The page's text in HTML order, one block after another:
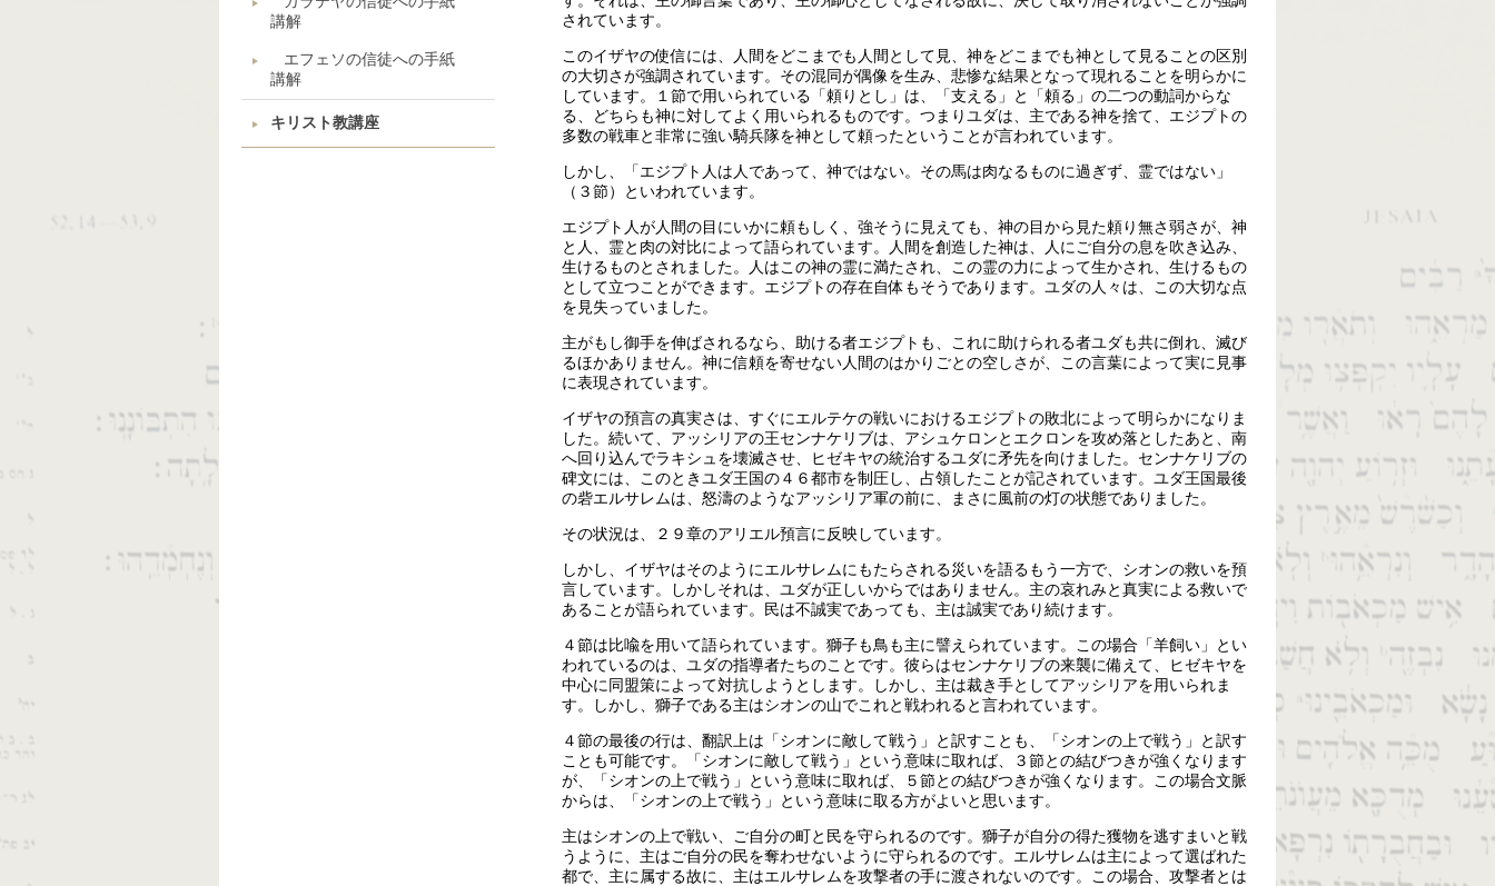
講解
エフェソの信徒への手紙
講解
キリスト教講座
されています。
このイザヤの使信には、人間をどこまでも人間として見、神をどこまでも神として見ることの区別
の大切さが強調されています。その混同が偶像を生み、悲惨な結果となって現れることを明らかに
しています。１節で用いられている「頼りとし」は、「支える」と「頼る」の二つの動詞からな
る、どちらも神に対してよく用いられるものです。つまりユダは、主である神を捨て、エジプトの
多数の戦車と非常に強い騎兵隊を神として頼ったということが言われています。
しかし、「エジプト人は人であって、神ではない。その馬は肉なるものに過ぎず、霊ではない」
（３節）といわれています。
エジプト人が人間の目にいかに頼もしく、強そうに見えても、神の目から見た頼り無さ弱さが、神
と人、霊と肉の対比によって語られています。人間を創造した神は、人にご自分の息を吹き込み、
生けるものとされました。人はこの神の霊に満たされ、この霊の力によって生かされ、生けるもの
として立つことができます。エジプトの存在自体もそうであります。ユダの人々は、この大切な点
を見失っていました。
主がもし御手を伸ばされるなら、助ける者エジプトも、これに助けられる者ユダも共に倒れ、滅び
るほかありません。神に信頼を寄せない人間のはかりごとの空しさが、この言葉によって実に見事
に表現されています。
イザヤの預言の真実さは、すぐにエルテケの戦いにおけるエジプトの敗北によって明らかになりま
した。続いて、アッシリアの王センナケリブは、アシュケロンとエクロンを攻め落としたあと、南
へ回り込んでラキシュを壊滅させ、ヒゼキヤの統治するユダに矛先を向けました。センナケリブの
碑文には、このときユダ王国の４６都市を制圧し、占領したことが記されています。ユダ王国最後
の砦エルサレムは、怒濤のようなアッシリア軍の前に、まさに風前の灯の状態でありました。
その状況は、２９章のアリエル預言に反映しています。
しかし、イザヤはそのようにエルサレムにもたらされる災いを語るもう一方で、シオンの救いを預
言しています。しかしそれは、ユダが正しいからではありません。主の哀れみと真実による救いで
あることが語られています。民は不誠実であっても、主は誠実であり続けます。
４節は比喩を用いて語られています。獅子も鳥も主に譬えられています。この場合「羊飼い」とい
われているのは、ユダの指導者たちのことです。彼らはセンナケリブの来襲に備えて、ヒゼキヤを
中心に同盟策によって対抗しようとします。しかし、主は裁き手としてアッシリアを用いられま
す。しかし、獅子である主はシオンの山でこれと戦われると言われています。
４節の最後の行は、翻訳上は「シオンに敵して戦う」と訳すことも、「シオンの上で戦う」と訳す
ことも可能です。「シオンに敵して戦う」という意味に取れば、３節との結びつきが強くなります
が、「シオンの上で戦う」という意味に取れば、５節との結びつきが強くなります。この場合文脈
からは、「シオンの上で戦う」という意味に取る方がよいと思います。
主はシオンの上で戦い、ご自分の町と民を守られるのです。獅子が自分の得た獲物を逃すまいと戦
うように、主はご自分の民を奪わせないように守られるのです。エルサレムは主によって選ばれた
都で、主に属する故に、主はエルサレムを攻撃者の手に渡されないのです。この場合、攻撃者とは